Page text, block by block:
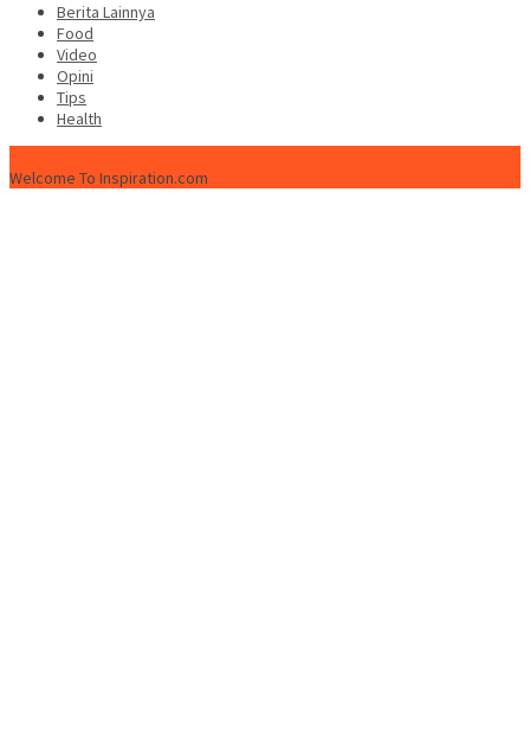
Berita Lainnya
Food
Video
Opini
Tips
Health
Welcome To Inspiration.com